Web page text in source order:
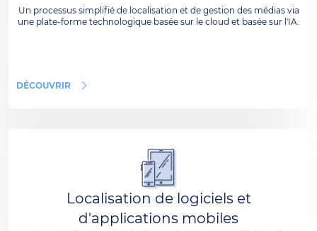
Un processus simplifié de localisation et de gestion des médias via
une plate-forme technologique basée sur le cloud et basée sur l'IA.
DÉCOUVRIR
Localisation de logiciels et
d'applications mobiles